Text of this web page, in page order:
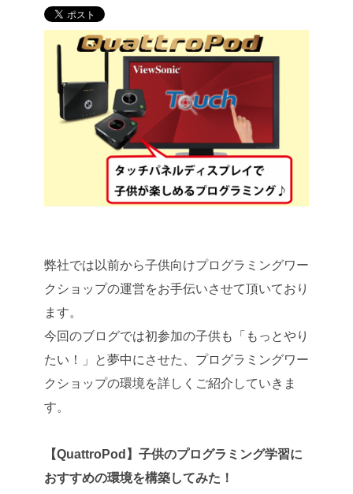
弊社では以前から子供向けプログラミングワー
クショップの運営をお手伝いさせて頂いており
ます。
今回のブログでは初参加の子供も「もっとやり
たい！」と夢中にさせた、プログラミングワー
クショップの環境を詳しくご紹介していきま
す。
【QuattroPod】子供のプログラミング学習に
おすすめの環境を構築してみた！